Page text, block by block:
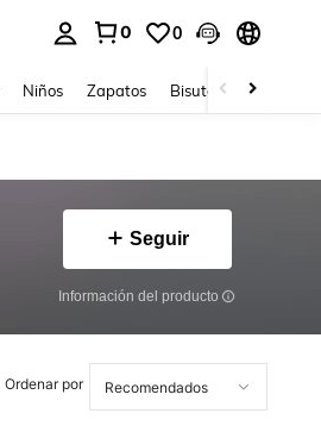
0 0
Niños Zapatos Bisutería Y
Seguir
Información del producto
Ordenar por